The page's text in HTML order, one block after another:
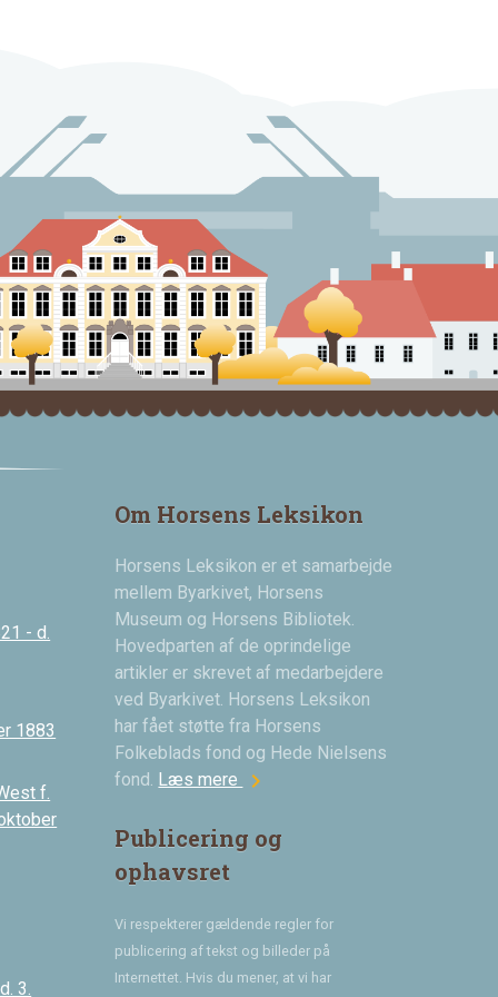
- d.
1883
f.
3.
Om Horsens Leksikon
Horsens Leksikon er et samarbejde
mellem Byarkivet, Horsens
Museum og Horsens Bibliotek.
Hovedparten af de oprindelige
artikler er skrevet af medarbejdere
ved Byarkivet. Horsens Leksikon
har fået støtte fra Horsens
Folkeblads fond og Hede Nielsens
fond. Læs mere chevron_right
Publicering og
ophavsret
Vi respekterer gældende regler for
publicering af tekst og billeder på
Internettet. Hvis du mener, at vi har